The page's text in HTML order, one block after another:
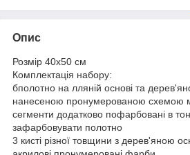
Опис
Розмір 40x50 см
Комплектація набору:
бполотно на лляній основі та
нанесеною пронумерованою схемою
сегменти додатково пофарбовані в
зафарбовувати полотно
3 кисті різної товщини з дерев'яною